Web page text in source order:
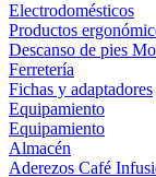
Electrodomésticos
Productos
Descanso de pies
Ferretería
Fichas y adaptadores
Equipamiento
Equipamiento
Almacén
Aderezos Café